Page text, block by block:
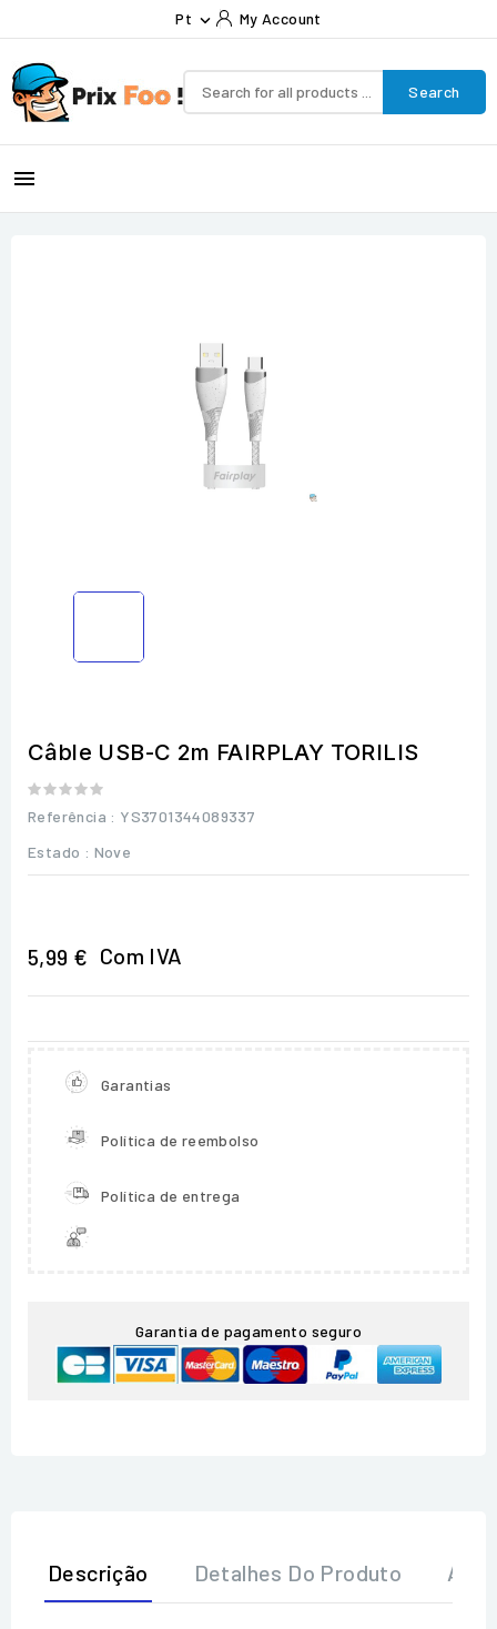
Pt  My Account
Search

Câble USB-C 2m FAIRPLAY TORILIS
Referência : YS3701344089337
Estado : Nove
5,99 € Com IVA
Garantias
Política de reembolso
Política de entrega
Garantia de pagamento seguro
Descrição Detalhes Do Produto